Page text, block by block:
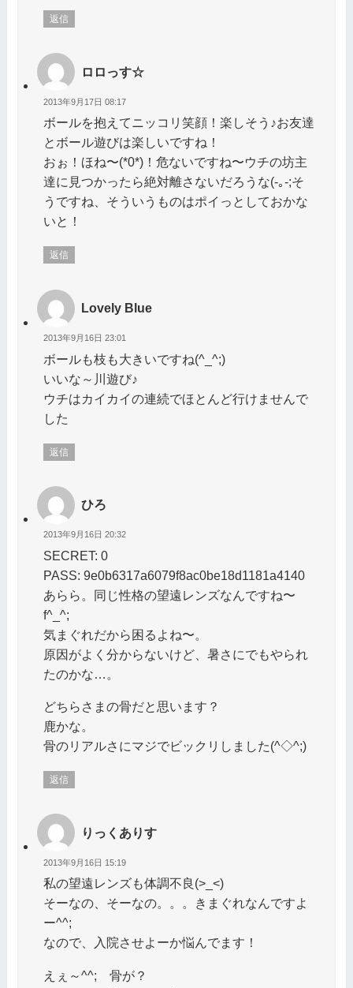
返信
ロロっす☆
2013年9月17日 08:17
ボールを抱えてニッコリ笑顔！楽しそう♪お友達
とボール遊びは楽しいですね！
おぉ！ほね〜(*0*)！危ないですね〜ウチの坊主
達に見つかったら絶対離さないだろうな(-｡-;そ
うですね、そういうものはポイっとしておかな
いと！
返信
Lovely Blue
2013年9月16日 23:01
ボールも枝も大きいですね(^_^;)
いいな～川遊び♪
ウチはカイカイの連続でほとんど行けませんで
した
返信
ひろ
2013年9月16日 20:32
SECRET: 0
PASS: 9e0b6317a6079f8ac0be18d1181a4140
あらら。同じ性格の望遠レンズなんですね〜
f^_^;
気まぐれだから困るよね〜。
原因がよく分からないけど、暑さにでもやられ
たのかな…。
どちらさまの骨だと思います？
鹿かな。
骨のリアルさにマジでビックリしました(^◇^;)
返信
りっくありす
2013年9月16日 15:19
私の望遠レンズも体調不良(>_<)
そーなの、そーなの。。。きまぐれなんですよ
ー^^;
なので、入院させよーか悩んでます！
えぇ～^^; 骨が？